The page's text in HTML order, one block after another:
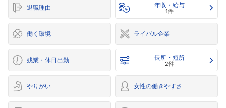
退職理由 年収・給与
1件
働く環境 ライバル企業
残業・休日出勤 長所・短所
2件
やりがい 女性の働きやすさ